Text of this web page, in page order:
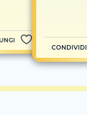
CONDIVIDI